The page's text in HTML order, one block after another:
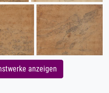
anzeigen